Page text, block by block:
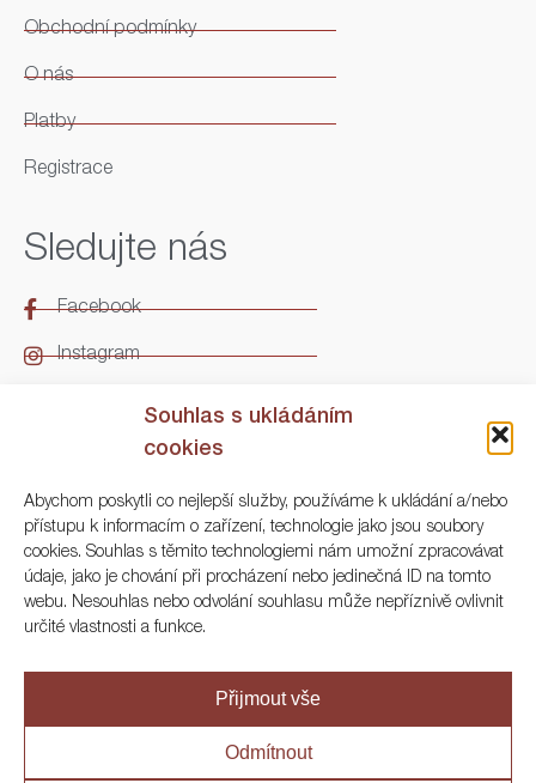
Souhlas s ukládáním
cookies
Abychom poskytli co nejlepší služby, používáme k ukládání a/nebo
přístupu k informacím o zařízení, technologie jako jsou soubory
cookies. Souhlas s těmito technologiemi nám umožní zpracovávat
údaje, jako je chování při procházení nebo jedinečná ID na tomto
webu. Nesouhlas nebo odvolání souhlasu může nepříznivě ovlivnit
určité vlastnosti a funkce.
Přijmout vše
Odmítnout
Obchodní podmínky
O nás
Platby
Registrace
Sledujte nás
Facebook
Instagram
Kontakt
ARGO Numismatika
Korunní 83, Praha 3
+420 222 561 343
info@numisargo.com